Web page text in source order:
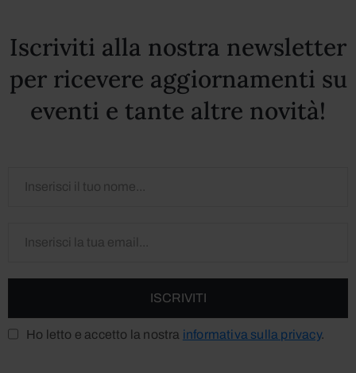
Iscriviti alla nostra newsletter
per ricevere aggiornamenti su
eventi e tante altre novità!
Ho letto e accetto la nostra informativa sulla privacy.